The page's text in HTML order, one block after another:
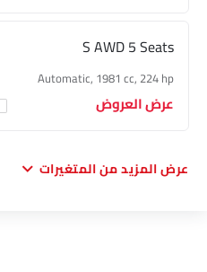
S AWD 5 Seats
Automatic, 1981 cc, 224 hp
عرض العروض
عرض المزيد من المتغيرات